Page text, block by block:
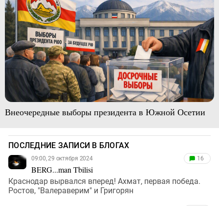
Внеочередные выборы президента в Южной Осетии
ПОСЛЕДНИЕ ЗАПИСИ В БЛОГАХ
09:00, 29 октября 2024
BERG...man Tbilisi
16
Краснодар вырвался вперед! Ахмат, первая победа.
Ростов, "Валераверим" и Григорян